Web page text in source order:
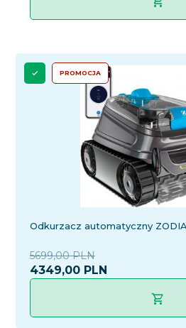
PROMOCJA
Odkurzacz automatyczny
4349,00 PLN
5699,00 PLN